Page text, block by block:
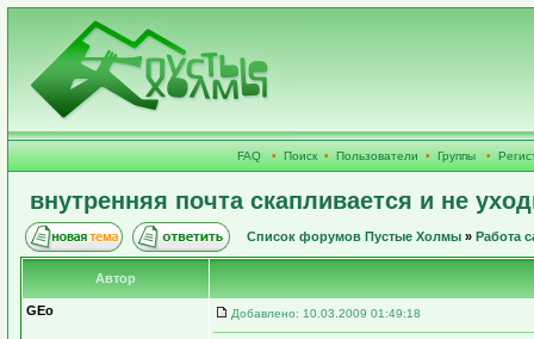
FAQ • Поиск • Пользователи • Группы •
внутренняя почта скапливается и не
Список форумов Пустые Холмы » Работа
Автор
GEo Добавлено: 10.03.2009 01:49:18